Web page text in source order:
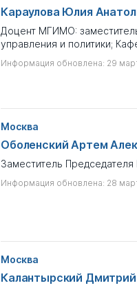
Караулова Юлия
Доцент МГИМО:
управления и политики;
Информация обновлена: 29
Москва
Оболенский Артем
Заместитель
Информация обновлена: 28
Москва
Калантырский Дмитрий